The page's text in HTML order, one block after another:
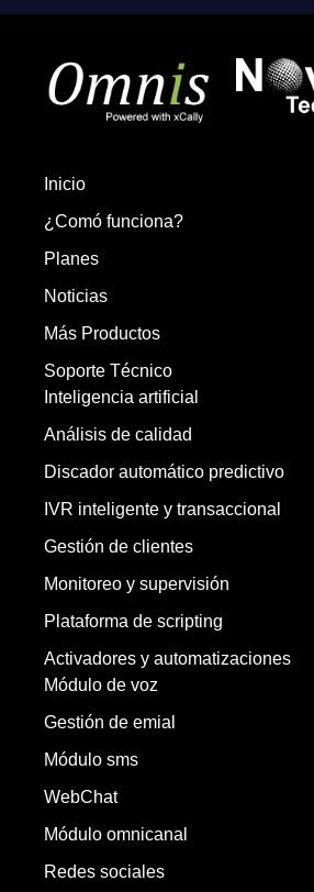
Inicio
¿Comó funciona?
Planes
Noticias
Más Productos
Soporte Técnico
Inteligencia artificial
Análisis de calidad
Discador automático predictivo
IVR inteligente y transaccional
Gestión de clientes
Monitoreo y supervisión
Plataforma de scripting
Activadores y automatizaciones
Módulo de voz
Gestión de emial
Módulo sms
WebChat
Módulo omnicanal
Redes sociales